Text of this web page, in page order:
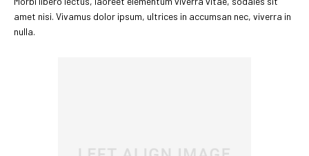
amet nisi. Vivamus dolor ipsum, ultrices in accumsan nec, viverra in
nulla.